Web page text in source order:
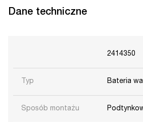
Dane techniczne
2414350
Typ Bateria
Sposób montażu